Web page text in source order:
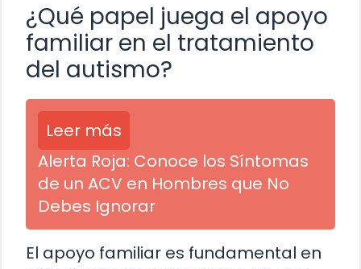
¿Qué papel juega el apoyo
familiar en el tratamiento
del autismo?
Leer más
Alerta Roja: Conoce los Síntomas
de un ACV en Hombres que No
Debes Ignorar
El apoyo familiar es fundamental en